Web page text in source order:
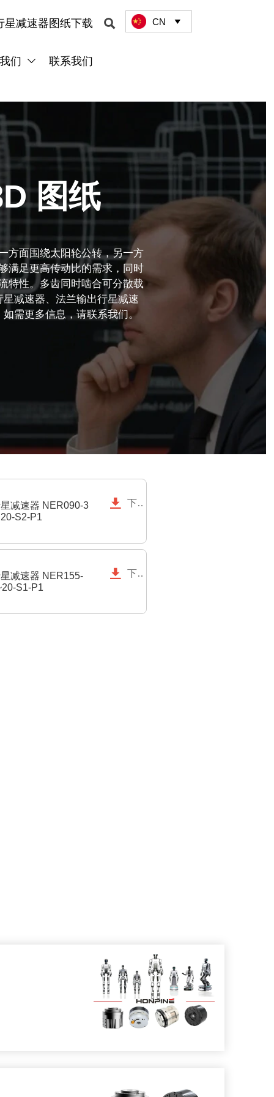
星减速器图纸下载
们  联系我们
 CN 
图纸
方面围绕太阳轮公转，另一方
满足更高传动比的需求，同时
特性。多齿同时啮合可分散载
减速器、法兰输出行星减速
需更多信息，请联系我们。
减速器 NER090-3
S2-P1
 下载
减速器 NER155-
S1-P1
 下载